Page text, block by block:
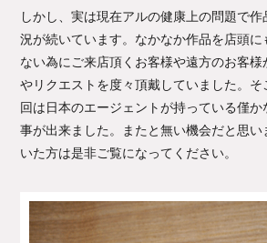
しかし、実は現在アルの健康上の問題で
況が続いています。なかなか作品を店頭
ない為にご来店頂くお客様や遠方のお客
やリクエストを度々頂戴していました。そ
回は日本のエージェントが持っている僅か
事が出来ました。またと無い機会だと思い
いた方は是非ご覧になってください。